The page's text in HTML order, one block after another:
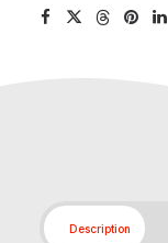
Description